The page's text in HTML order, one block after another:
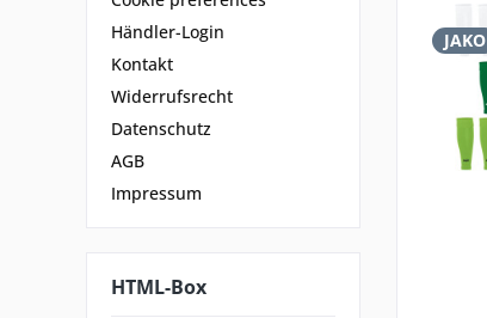
Händler-Login
Kontakt
Widerrufsrecht
Datenschutz
AGB
Impressum
HTML-Box
JAKO